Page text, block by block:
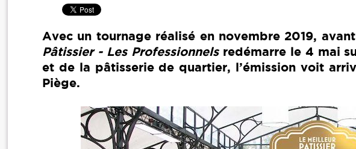
Avec un tournage réalisé en novembre 2019,
Pâtissier - Les Professionnelsredémarre le 4 mai
et de la pâtisserie de quartier, l’émission voit
Piège.